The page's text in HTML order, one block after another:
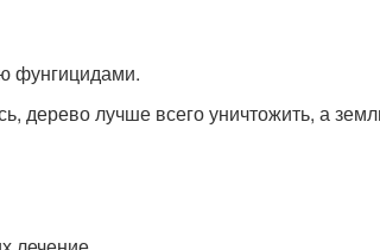
фунгицидами.
дерево лучше всего уничтожить, а